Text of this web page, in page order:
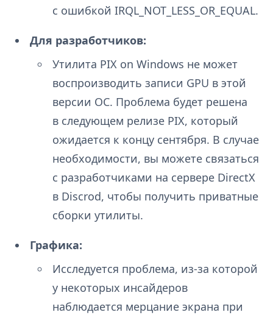
с ошибкой IRQL_NOT_LESS_OR_EQUAL.
Для разработчиков:
Утилита PIX on Windows не может
воспроизводить записи GPU в этой
версии ОС. Проблема будет решена
в следующем релизе PIX, который
ожидается к концу сентября. В случае
необходимости, вы можете связаться
с разработчиками на сервере DirectX
в Discrod, чтобы получить приватные
сборки утилиты.
Графика:
Исследуется проблема, из-за которой
у некоторых инсайдеров
наблюдается мерцание экрана при